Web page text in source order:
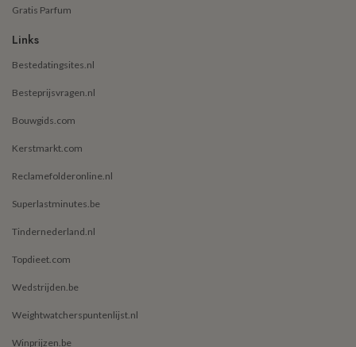
Gratis Parfum
Links
Bestedatingsites.nl
Besteprijsvragen.nl
Bouwgids.com
Kerstmarkt.com
Reclamefolderonline.nl
Superlastminutes.be
Tindernederland.nl
Topdieet.com
Wedstrijden.be
Weightwatcherspuntenlijst.nl
Winprijzen.be